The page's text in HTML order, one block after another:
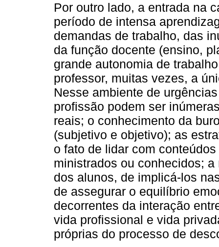
Por outro lado, a entrada na
período de intensa
demandas de trabalho, das
da função docente (ensino,
grande autonomia de
professor, muitas vezes, a
Nesse ambiente de
profissão podem ser
reais; o conhecimento da
(subjetivo e objetivo); as
o fato de lidar com
ministrados ou conhecidos;
dos alunos, de implicá-los
de assegurar o equilíbrio
decorrentes da interação
vida profissional e vida
próprias do processo de